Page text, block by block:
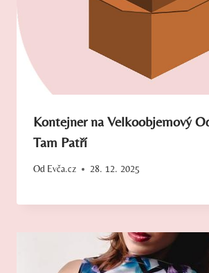
Kontejner na Velkoobjemový
Tam Patří
Od Evča.cz 28. 12. 2025